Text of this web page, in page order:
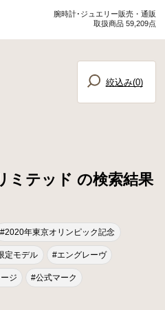
腕時計･ジュエリー販売・通販
取扱商品 59,209点
絞込み(0)
ミテッド の検索結果
#2020年東京オリンピック記念
定モデル #エングレーヴ
ジ #公式マーク